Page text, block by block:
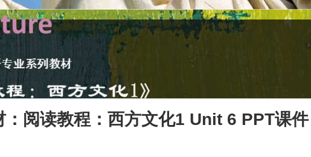
：阅读教程：西方文化1 Unit 6 PPT课件